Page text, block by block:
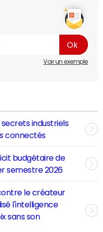
Voir un exemple
industriels
connectés
budgétaire de
semestre 2026
le créateur
l'intelligence
sans son